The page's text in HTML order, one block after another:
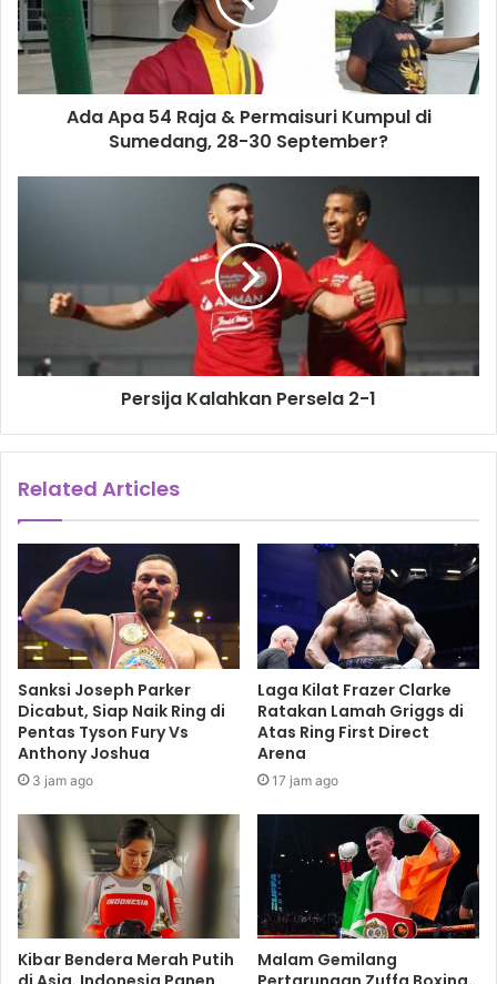
Ada Apa 54 Raja & Permaisuri Kumpul di
Sumedang, 28-30 September?
Persija Kalahkan Persela 2-1
Related Articles
Sanksi Joseph Parker
Dicabut, Siap Naik Ring di
Pentas Tyson Fury Vs
Anthony Joshua
3 jam ago
Laga Kilat Frazer Clarke
Ratakan Lamah Griggs di
Atas Ring First Direct
Arena
17 jam ago
Kibar Bendera Merah Putih
Malam Gemilang